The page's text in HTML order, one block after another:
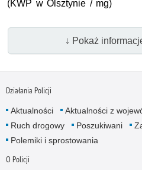
(KWP w Olsztynie / mg)
↓ Pokaż
Działania Policji
Aktualności Aktualności z
Ruch drogowy
Poszukiwani
Polemiki i sprostowania
O Policji